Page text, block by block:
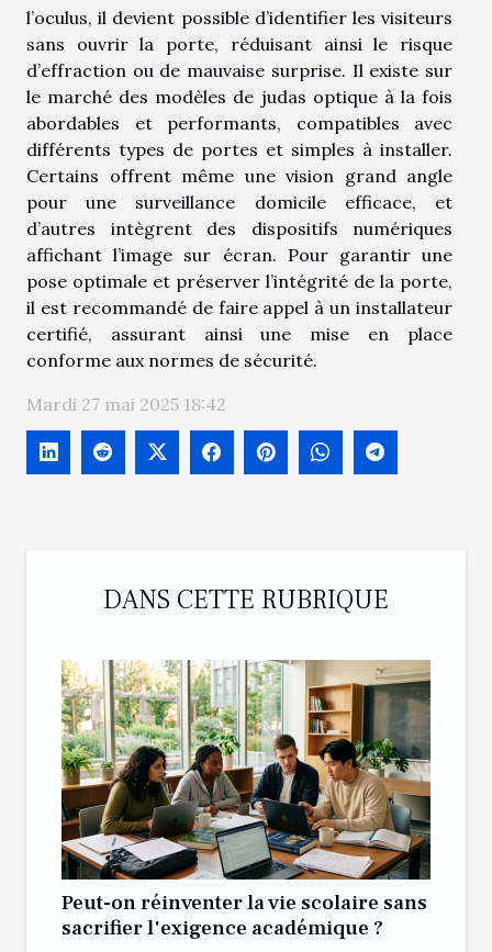
l’oculus, il devient possible d’identifier les visiteurs
sans ouvrir la porte, réduisant ainsi le risque
d’effraction ou de mauvaise surprise. Il existe sur
le marché des modèles de judas optique à la fois
abordables et performants, compatibles avec
différents types de portes et simples à installer.
Certains offrent même une vision grand angle
pour une surveillance domicile efficace, et
d’autres intègrent des dispositifs numériques
affichant l’image sur écran. Pour garantir une
pose optimale et préserver l’intégrité de la porte,
il est recommandé de faire appel à un installateur
certifié, assurant ainsi une mise en place
conforme aux normes de sécurité.
Mardi 27 mai 2025 18:42
DANS CETTE RUBRIQUE
Peut-on réinventer la vie scolaire sans
sacrifier l'exigence académique ?